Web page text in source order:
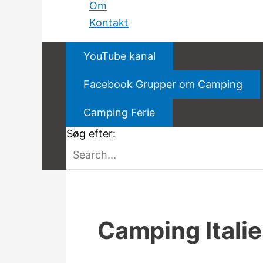
Om
Kontakt
YouTube kanal
Facebook Grupper om Camping
Camping Ferie
Søg efter:
Camping